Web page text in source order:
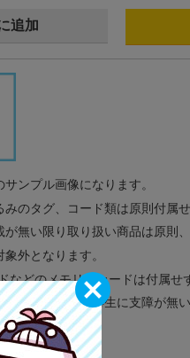
追加
ンプル画像になります。
のタグ、コード類は原則付属
無い限り取り扱い商品は原則、
外となります。
などのメモリーカードは付属せ
ズに関しまして再生に支障が無